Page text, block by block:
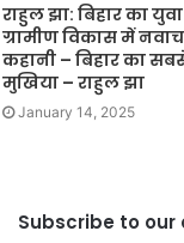
राहुल झा: बिहार का
ग्रामीण विकास में
कहानी – बिहार का
मुखिया – राहुल झा
January 14, 2025
Subscribe to our